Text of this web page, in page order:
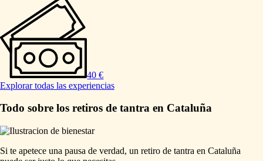
40 €
Explorar todas las experiencias
Todo sobre los retiros de tantra en Cataluña
Si te apetece una pausa de verdad, un retiro de tantra en Cataluña